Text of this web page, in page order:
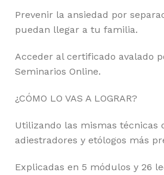
Prevenir la ansiedad por
puedan llegar a tu familia.
Acceder al certificado avalado
Seminarios Online.
¿CÓMO LO VAS A LOGRAR?
Utilizando las mismas técnicas
adiestradores y etólogos más
Explicadas en 5 módulos y 26